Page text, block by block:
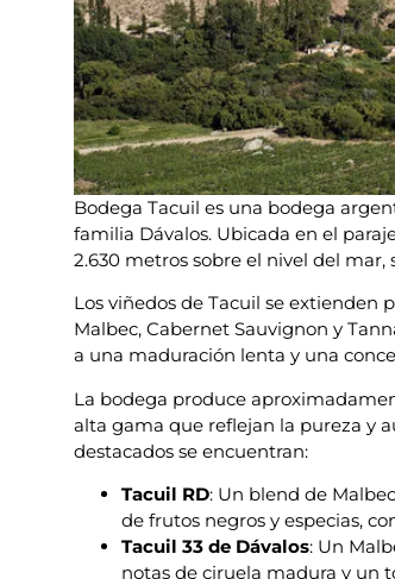
Bodega Tacuil es una bodega
familia Dávalos. Ubicada en el
2.630 metros sobre el nivel del
Los viñedos de Tacuil se extienden
Malbec, Cabernet Sauvignon y
a una maduración lenta y una
La bodega produce
alta gama que reflejan la pureza y
destacados se encuentran:
Tacuil RD: Un blend de
de frutos negros y especias,
Tacuil 33 de Dávalos: Un
notas de ciruela madura y un